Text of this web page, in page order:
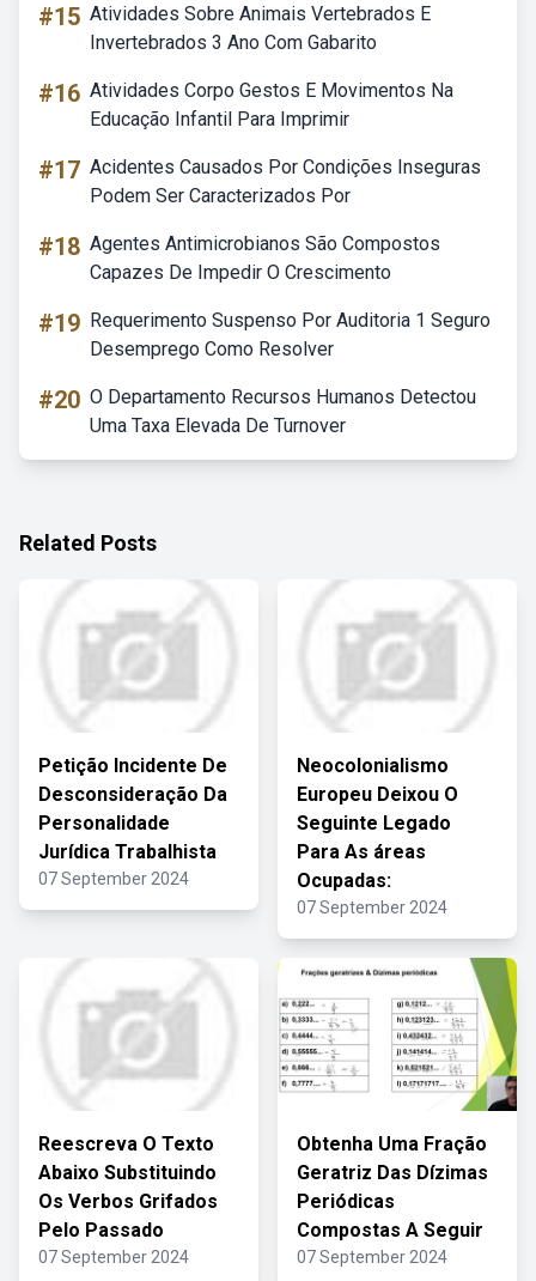
#15 Atividades Sobre Animais Vertebrados E
Invertebrados 3 Ano Com Gabarito
#16 Atividades Corpo Gestos E Movimentos Na
Educação Infantil Para Imprimir
#17 Acidentes Causados Por Condições Inseguras
Podem Ser Caracterizados Por
#18 Agentes Antimicrobianos São Compostos
Capazes De Impedir O Crescimento
#19 Requerimento Suspenso Por Auditoria 1 Seguro
Desemprego Como Resolver
#20 O Departamento Recursos Humanos Detectou
Uma Taxa Elevada De Turnover
Related Posts
Petição Incidente De
Desconsideração Da
Personalidade
Jurídica Trabalhista
07 September 2024
Neocolonialismo
Europeu Deixou O
Seguinte Legado
Para As áreas
Ocupadas:
07 September 2024
Reescreva O Texto
Abaixo Substituindo
Os Verbos Grifados
Pelo Passado
07 September 2024
Obtenha Uma Fração
Geratriz Das Dízimas
Periódicas
Compostas A Seguir
07 September 2024